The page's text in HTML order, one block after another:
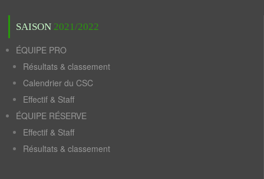
SAISON 2021/2022
ÉQUIPE PRO
Résultats & classement
Calendrier du CSC
Effectif & Staff
ÉQUIPE RÉSERVE
Effectif & Staff
Résultats & classement